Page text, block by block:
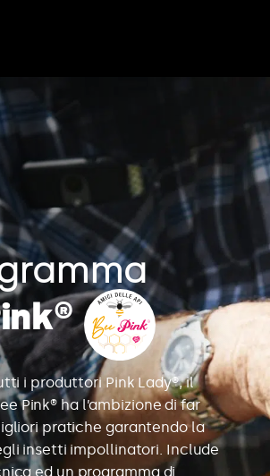
i produttori Pink Lady®, il
Pink® ha l’ambizione di far
pratiche garantendo la
insetti impollinatori. Include
ed un programma di